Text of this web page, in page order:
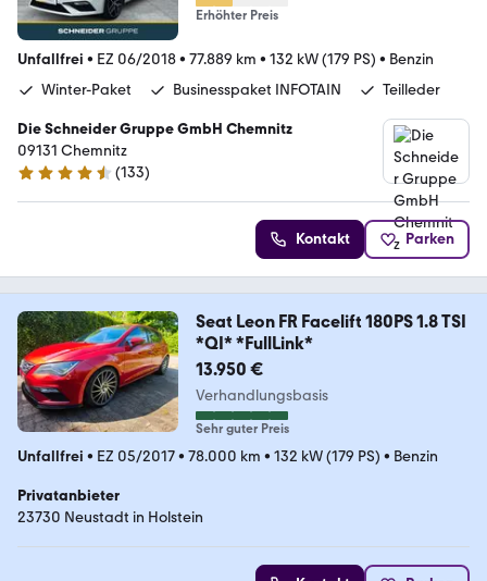
Erhöhter Preis
Unfallfrei • EZ 06/2018• 77.889 km • 132 kW (179 PS) • Benzin
Winter-Paket
Businesspaket INFOTAIN Teilleder
Die Schneider Gruppe GmbH Chemnitz
09131 Chemnitz
4.6 Sterne
(133)
Kontakt Parken
Seat Leon FR Facelift 180PS 1.8 TSI
*QI* *FullLink*
13.950 €
Verhandlungsbasis
Sehr guter Preis
Unfallfrei • EZ 05/2017• 78.000 km • 132 kW (179 PS) • Benzin
Privatanbieter
23730 Neustadt in Holstein